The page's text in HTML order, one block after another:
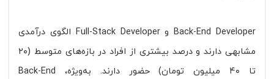
Back-End Developer و Full-Stack Developer الگوی درآمدی
مشابهی دارند و درصد بیشتری از افراد در بازه‌های متوسط (۲۰
تا ۴۰ میلیون تومان) حضور دارند. به‌ویژه، Back-End